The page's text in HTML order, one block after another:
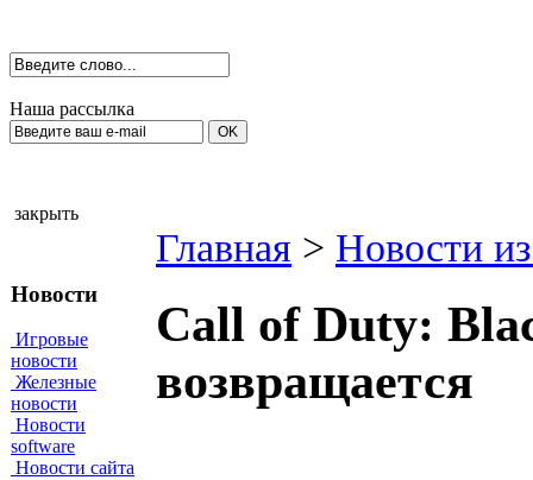
Наша рассылка
закрыть
Новости
Игровые
новости
Железные
новости
Новости
software
Новости сайта
Главная > Новости
Call of Duty:
возвращается